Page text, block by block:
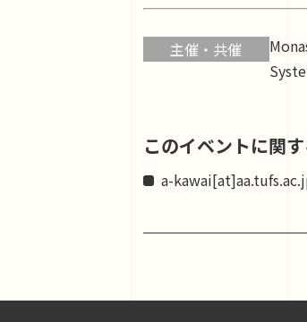
主催・共催
このイベントに関
a-